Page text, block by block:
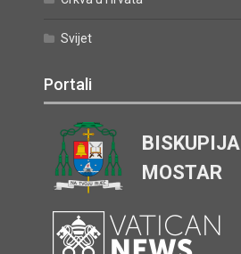
Svijet
Portali
BISKUPIJA
MOSTAR